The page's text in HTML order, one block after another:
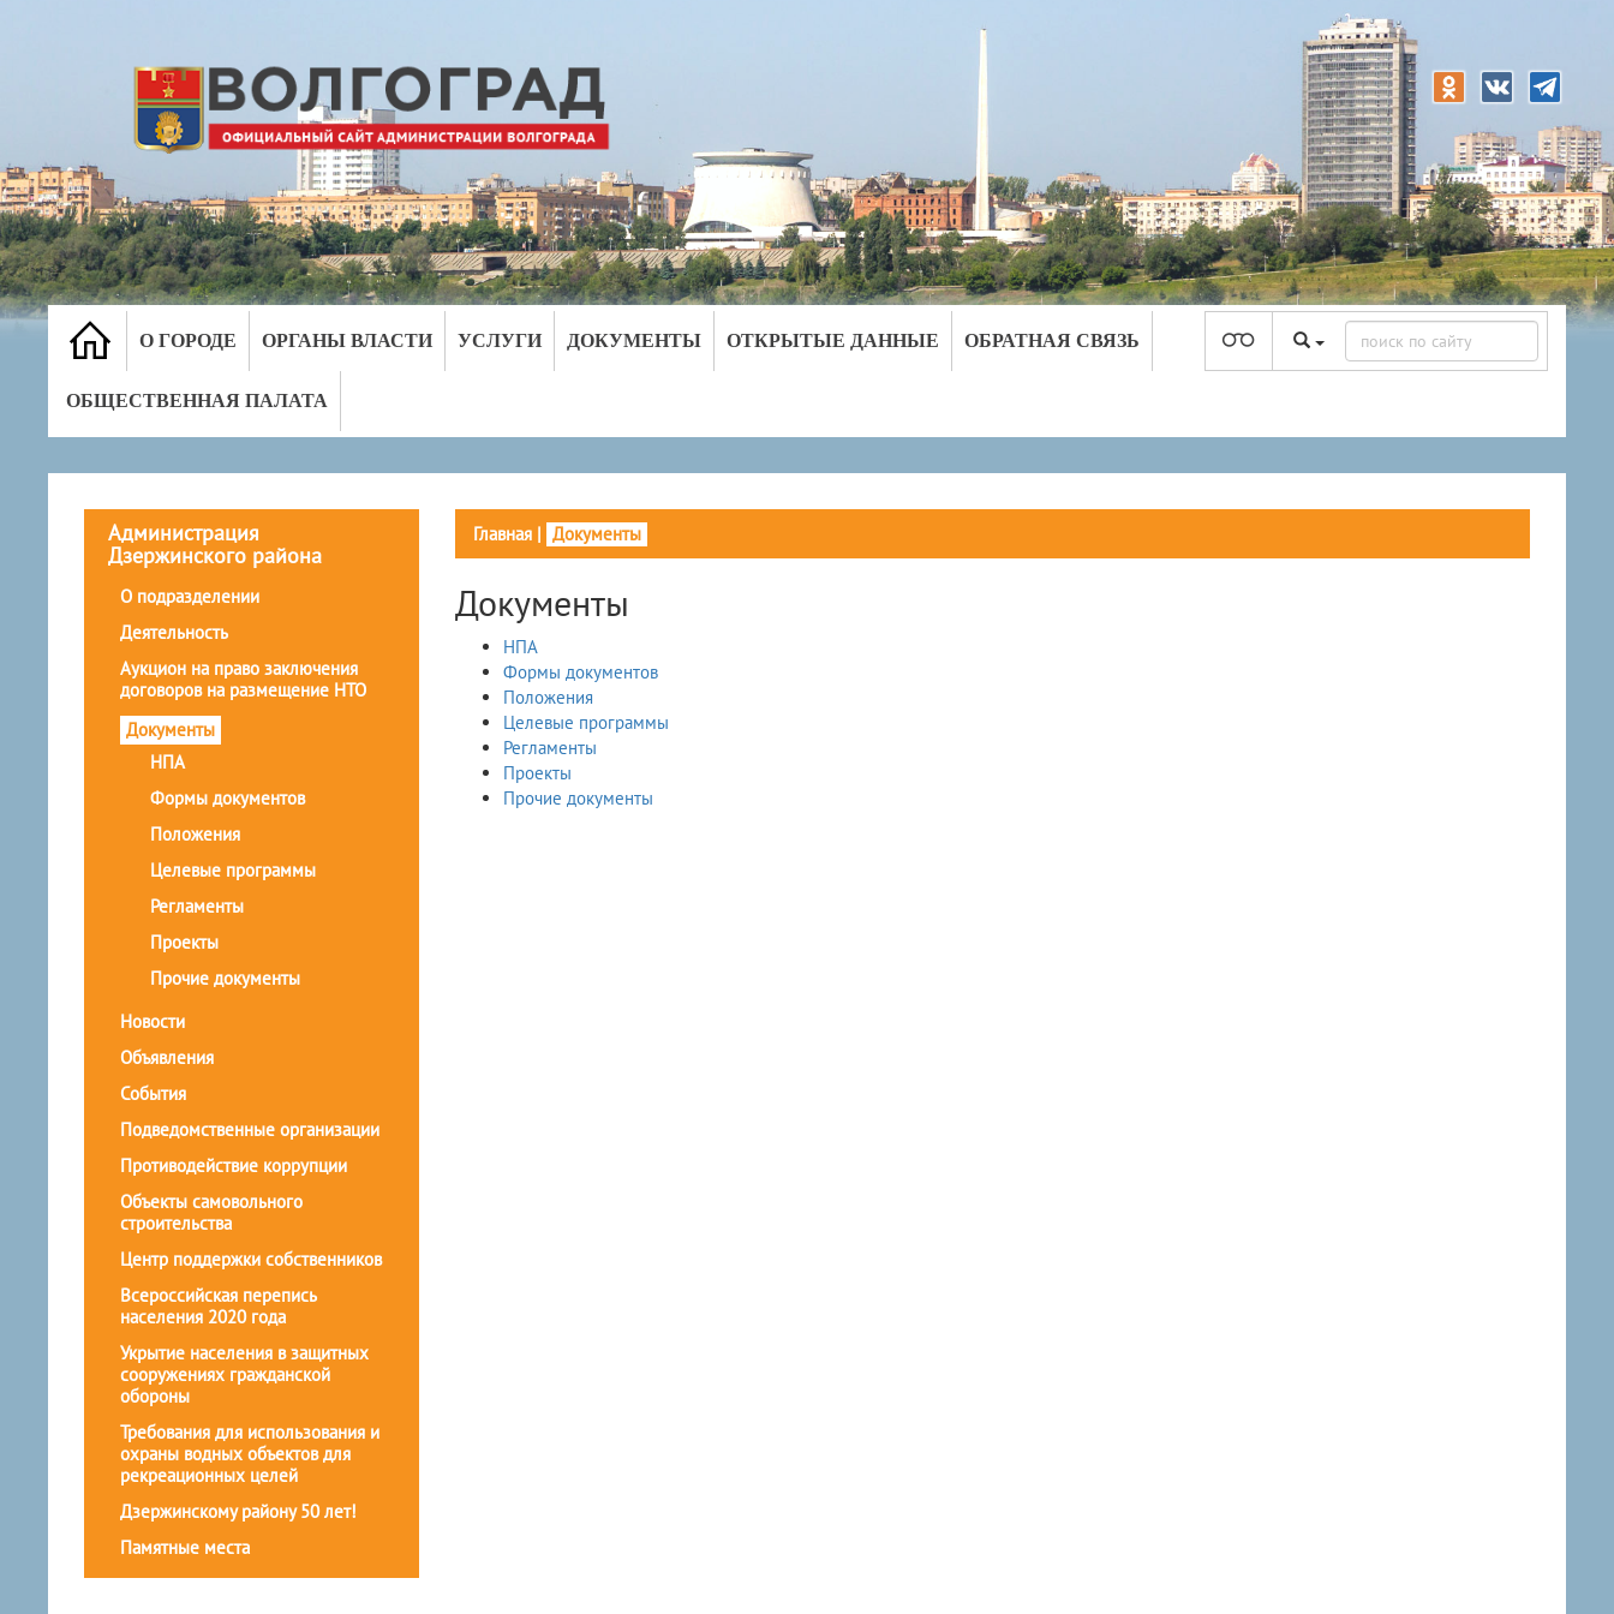
О ГОРОДЕ ОРГАНЫ ВЛАСТИ УСЛУГИ ДОКУМЕНТЫ ОТКРЫТЫЕ ДАННЫЕ ОБРАТНАЯ СВЯЗЬ
ОБЩЕСТВЕННАЯ ПАЛАТА
Администрация
Дзержинского района
О подразделении
Деятельность
Аукцион на право заключения
договоров на размещение НТО
Документы
НПА
Формы документов
Положения
Целевые программы
Регламенты
Проекты
Прочие документы
Новости
Объявления
События
Подведомственные организации
Противодействие коррупции
Объекты самовольного
строительства
Центр поддержки собственников
Всероссийская перепись
населения 2020 года
Укрытие населения в защитных
сооружениях гражданской
обороны
Требования для использования и
охраны водных объектов для
рекреационных целей
Дзержинскому району 50 лет!
Памятные места
Главная| Документы
Документы
НПА
Формы документов
Положения
Целевые программы
Регламенты
Проекты
Прочие документы